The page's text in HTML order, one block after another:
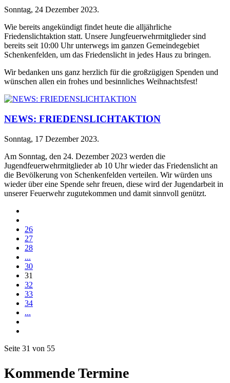
Sonntag, 24 Dezember 2023.
Wie bereits angekündigt findet heute die alljährliche
Friedenslichtaktion statt. Unsere Jungfeuerwehrmitglieder sind
bereits seit 10:00 Uhr unterwegs im ganzen Gemeindegebiet
Schenkenfelden, um das Friedenslicht in jedes Haus zu bringen.
Wir bedanken uns ganz herzlich für die großzügigen Spenden und
wünschen allen ein frohes und besinnliches Weihnachtsfest!
NEWS: FRIEDENSLICHTAKTION
Sonntag, 17 Dezember 2023.
Am Sonntag, den 24. Dezember 2023 werden die
Jugendfeuerwehrmitglieder ab 10 Uhr wieder das Friedenslicht an
die Bevölkerung von Schenkenfelden verteilen. Wir würden uns
wieder über eine Spende sehr freuen, diese wird der Jugendarbeit in
unserer Feuerwehr zugutekommen und damit sinnvoll genützt.
26
27
28
...
30
31
32
33
34
...
Seite 31 von 55
Kommende Termine